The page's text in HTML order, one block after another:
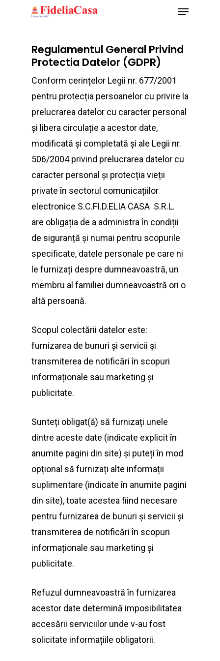
Menu
Regulamentul General Privind
Protectia Datelor (GDPR)
Conform cerințelor Legii nr. 677/2001
pentru protecția persoanelor cu privire la
prelucrarea datelor cu caracter personal
și libera circulație a acestor date,
modificată și completată și ale Legii nr.
506/2004 privind prelucrarea datelor cu
caracter personal și protecția vieții
private în sectorul comunicațiilor
electronice S.C.FI.D.ELIA CASA S.R.L.
are obligația de a administra în condiții
de siguranță și numai pentru scopurile
specificate, datele personale pe care ni
le furnizați despre dumneavoastră, un
membru al familiei dumneavoastră ori o
altă persoană.
Scopul colectării datelor este:
furnizarea de bunuri și servicii și
transmiterea de notificări în scopuri
informaționale sau marketing și
publicitate.
Sunteți obligat(ă) să furnizați unele
dintre aceste date (indicate explicit în
anumite pagini din site) și puteți în mod
opțional să furnizați alte informații
suplimentare (indicate în anumite pagini
din site), toate acestea fiind necesare
pentru furnizarea de bunuri și servicii și
transmiterea de notificări în scopuri
informaționale sau marketing și
publicitate.
Refuzul dumneavoastră în furnizarea
acestor date determină imposibilitatea
accesării serviciilor unde v-au fost
solicitate informațiile obligatorii.